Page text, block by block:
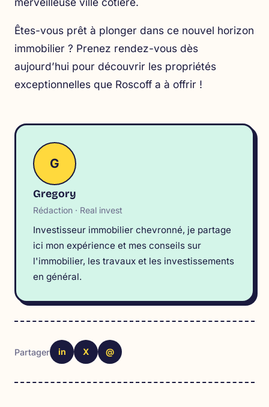
Êtes-vous prêt à plonger dans ce nouvel horizon
immobilier ? Prenez rendez-vous dès
aujourd’hui pour découvrir les propriétés
exceptionnelles que Roscoff a à offrir !
G
Gregory
Rédaction · Real invest
Investisseur immobilier chevronné, je partage
ici mon expérience et mes conseils sur
l'immobilier, les travaux et les investissements
en général.
Partager in X @